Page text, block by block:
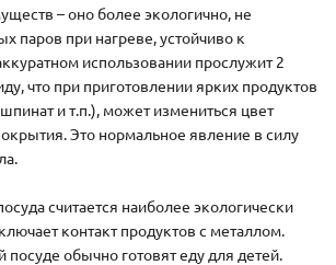
– оно более экологично, не
паров при нагреве, устойчиво к
использовании прослужит 2
что при приготовлении ярких продуктов
и т.п.), может измениться цвет
Это нормальное явление в силу
считается наиболее экологически
контакт продуктов с металлом.
посуде обычно готовят еду для детей.